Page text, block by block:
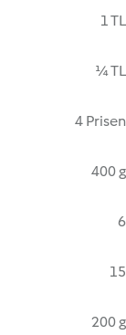
1 TL
¼ TL
4 Prisen
400 g
6
15
200 g